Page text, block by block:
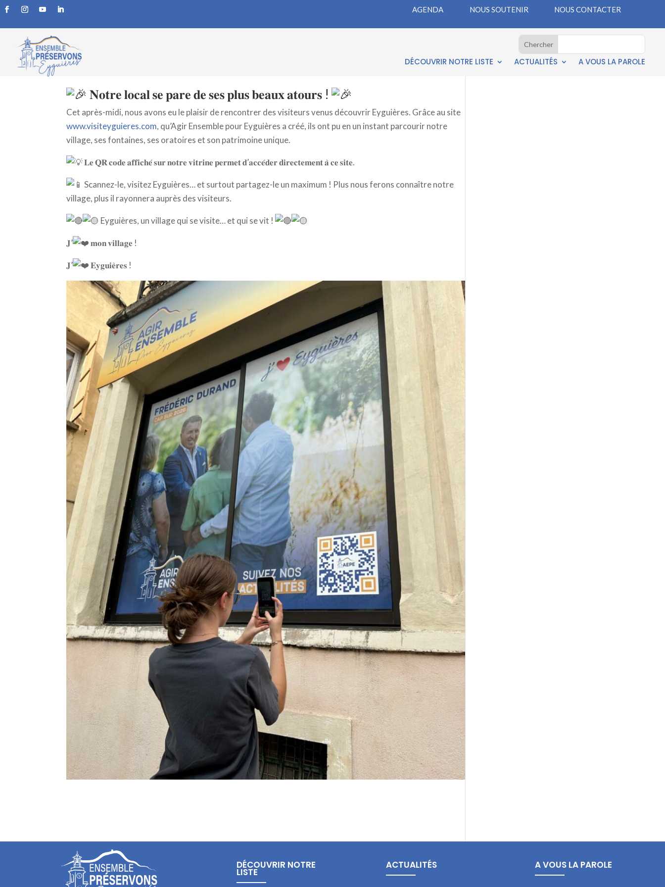
AGENDA NOUS SOUTENIR NOUS CONTACTER
DÉCOUVRIR NOTRE LISTE ACTUALITÉS A VOUS LA PAROLE
parFrédéric
𝐍𝐨𝐭𝐫𝐞 𝐥𝐨𝐜𝐚𝐥 𝐬𝐞 𝐩𝐚𝐫𝐞 𝐝𝐞 𝐬𝐞𝐬 𝐩𝐥𝐮𝐬 𝐛𝐞𝐚𝐮𝐱 𝐚𝐭𝐨𝐮𝐫𝐬 !
Cet après-midi, nous avons eu leplaisir de rencontrer des visiteurs venus découvrir Eyguières. Grâce au site
www.visiteyguieres.com, qu’Agir Ensemble pour Eyguières a créé, ils ont pu en un instant parcourir notre
village, ses fontaines, ses oratoires et son patrimoine unique.
𝐋𝐞 𝐐𝐑 𝐜𝐨𝐝𝐞 𝐚𝐟𝐟𝐢𝐜𝐡𝐞́ 𝐬𝐮𝐫 𝐧𝐨𝐭𝐫𝐞 𝐯𝐢𝐭𝐫𝐢𝐧𝐞 𝐩𝐞𝐫𝐦𝐞𝐭 𝐝’𝐚𝐜𝐜𝐞́𝐝𝐞𝐫 𝐝𝐢𝐫𝐞𝐜𝐭𝐞𝐦𝐞𝐧𝐭 𝐚̀ 𝐜𝐞 𝐬𝐢𝐭𝐞.
Scannez-le, visitez Eyguières… et surtout partagez-le un maximum ! Plus nous ferons connaître notre
village, plus il rayonnera auprès des visiteurs.
Eyguières, un village qui se visite… et qui se vit !
𝐉’ 𝐦𝐨𝐧 𝐯𝐢𝐥𝐥𝐚𝐠𝐞 !
𝐉’ 𝐄𝐲𝐠𝐮𝐢𝐞̀𝐫𝐞𝐬 !
DÉCOUVRIR NOTRE
LISTE
ACTUALITÉS A VOUS LA PAROLE